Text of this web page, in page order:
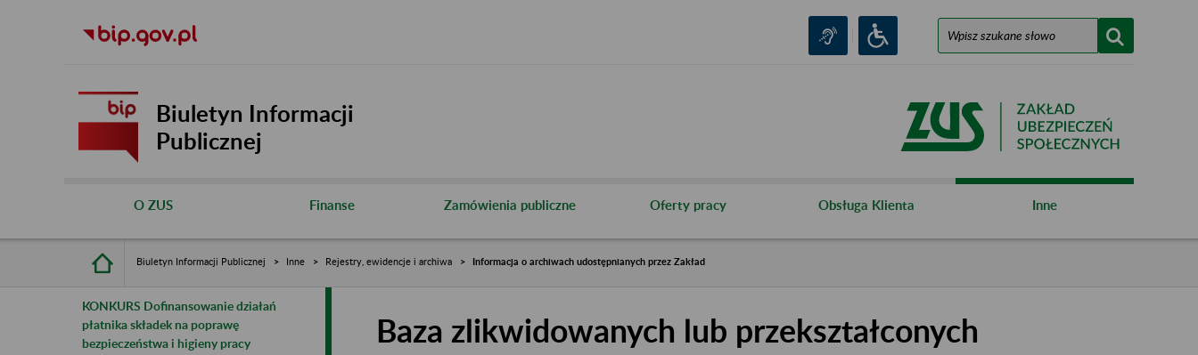
Biuletyn Informacji
Publicznej
O ZUS Finanse Zamówienia publiczne Oferty pracy Obsługa Klienta Inne
Biuletyn Informacji Publicznej Inne Rejestry, ewidencje i archiwa Informacja o archiwach udostępnianych przez Zakład
KONKURS Dofinansowanie działań
płatnika składek na poprawę
bezpieczeństwa i higieny pracy
Baza zlikwidowanych lub przekształconych